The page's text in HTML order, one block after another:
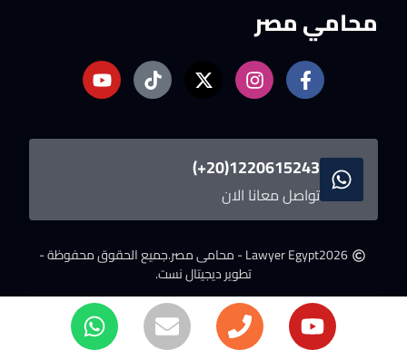
محامي مصر
1220615243(20+)
تواصل معانا الان
2026Lawyer Egypt - محامى مصر.
جميع الحقوق محفوظة -
تطوير ديجيتال نست.